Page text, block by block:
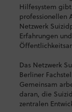
Hilfesystem
professionellen
Netzwerk
Erfahrungen
Das Netzwerk
Berliner
Gemeinsam
daran, die
zentralen